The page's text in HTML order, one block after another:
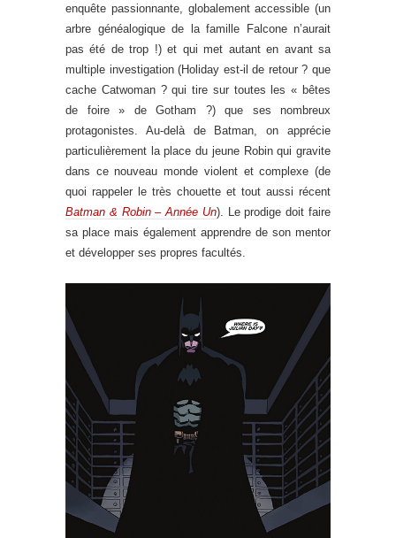
enquête passionnante, globalement accessible (un
arbre généalogique de la famille Falcone n’aurait
pas été de trop !) et qui met autant en avant sa
multiple investigation (Holiday est-il de retour ? que
cache Catwoman ? qui tire sur toutes les « bêtes
de foire » de Gotham ?) que ses nombreux
protagonistes. Au-delà de Batman, on apprécie
particulièrement la place du jeune Robin qui gravite
dans ce nouveau monde violent et complexe (de
quoi rappeler le très chouette et tout aussi récent
Batman & Robin – Année Un). Le prodige doit faire
sa place mais également apprendre de son mentor
et développer ses propres facultés.